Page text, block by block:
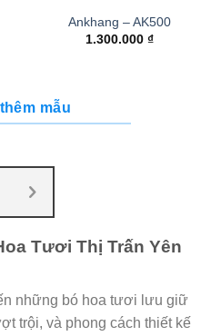
Ankhang – AK500
1.300.000 ₫
mẫu
Tươi Thị Trấn Yên
những bó hoa tươi lưu giữ
trội, và phong cách thiết kế